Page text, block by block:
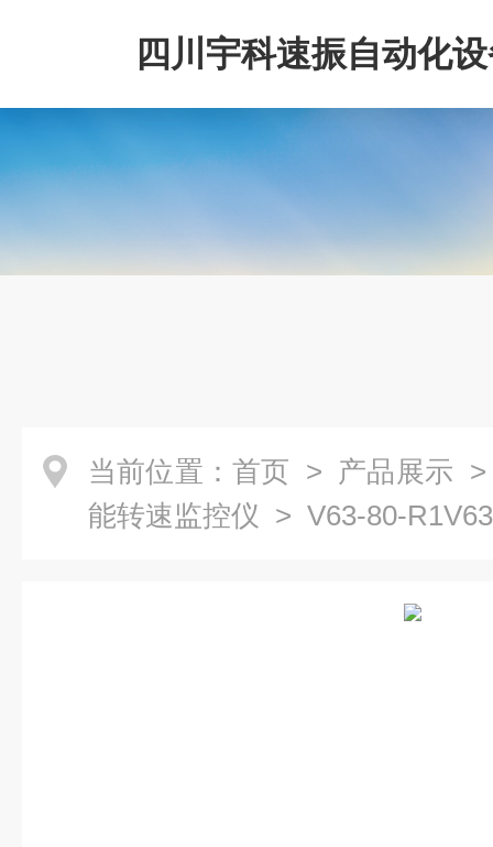
四川宇科速振自动化
公司
当前位置： 首页 > 产品展示
能转速监控仪 > V63-80-